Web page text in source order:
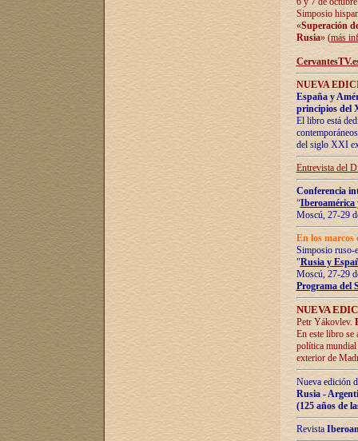
Simposio
«Superación
Rusia» (más
NUEVA
España y
principios del
El libro está
del siglo XXI
Entrevista del
Conferencia
“Iberoamérica
Moscú, 27-29
En los marcos
Simposio ruso-
"Rusia y
Moscú, 27-29
Programa del
NUEVA
Petr Yákovlev.
En este libro se
política mundial
exterior de
Nueva edición
Rusia -
(125 años de
Revista